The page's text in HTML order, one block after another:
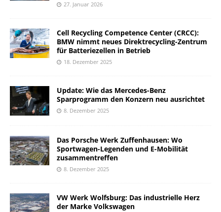
27. Januar 2026
Cell Recycling Competence Center (CRCC):
BMW nimmt neues Direktrecycling-Zentrum
für Batteriezellen in Betrieb
18. Dezember 2025
Update: Wie das Mercedes-Benz
Sparprogramm den Konzern neu ausrichtet
8. Dezember 2025
Das Porsche Werk Zuffenhausen: Wo
Sportwagen-Legenden und E-Mobilität
zusammentreffen
8. Dezember 2025
VW Werk Wolfsburg: Das industrielle Herz
der Marke Volkswagen